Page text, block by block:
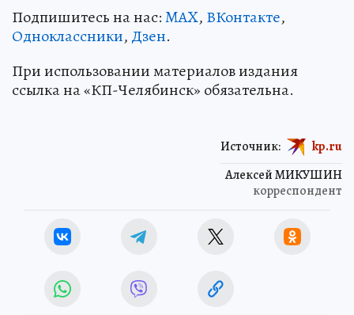
Подпишитесь на нас:MAX, ВКонтакте,
Одноклассники, Дзен.
При использовании материалов издания
ссылка на «КП-Челябинск» обязательна.
Алексей МИКУШИН
корреспондент
Источник: kp.ru